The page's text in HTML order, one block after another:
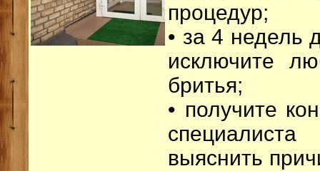
процедур;
• за 4 недель
исключите
бритья;
• получите
выяснить